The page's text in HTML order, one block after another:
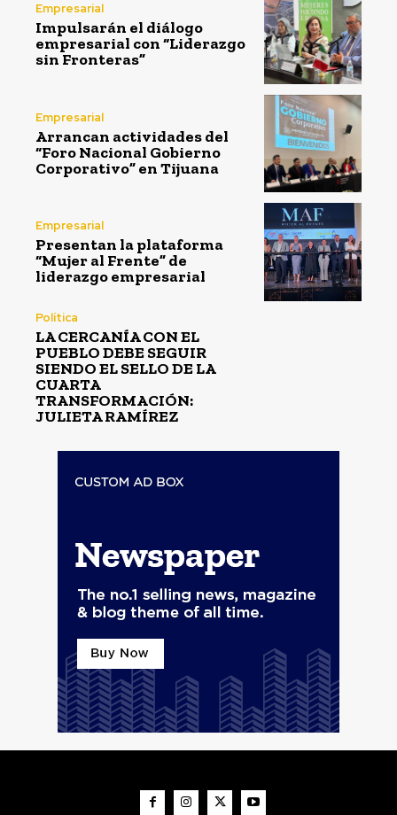
Empresarial
Impulsarán el diálogo
empresarial con “Liderazgo
sin Fronteras”
Empresarial
Arrancan actividades del
“Foro Nacional Gobierno
Corporativo” en Tijuana
Empresarial
Presentan la plataforma
“Mujer al Frente” de
liderazgo empresarial
Política
LA CERCANÍA CON EL
PUEBLO DEBE SEGUIR
SIENDO EL SELLO DE LA
CUARTA
TRANSFORMACIÓN:
JULIETA RAMÍREZ